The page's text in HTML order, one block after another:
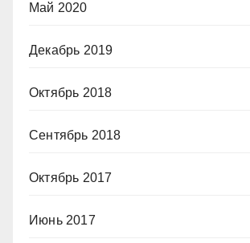
Май 2020
Декабрь 2019
Октябрь 2018
Сентябрь 2018
Октябрь 2017
Июнь 2017